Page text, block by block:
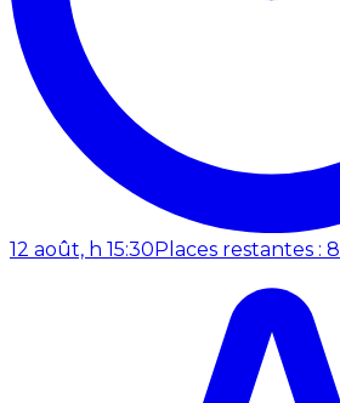
12 août, h 15:30 Places restantes : 8